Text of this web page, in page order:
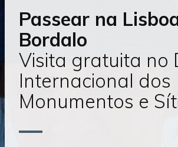
Passear na
Bordalo
Visita gratuita no
Internacional dos
Monumentos e